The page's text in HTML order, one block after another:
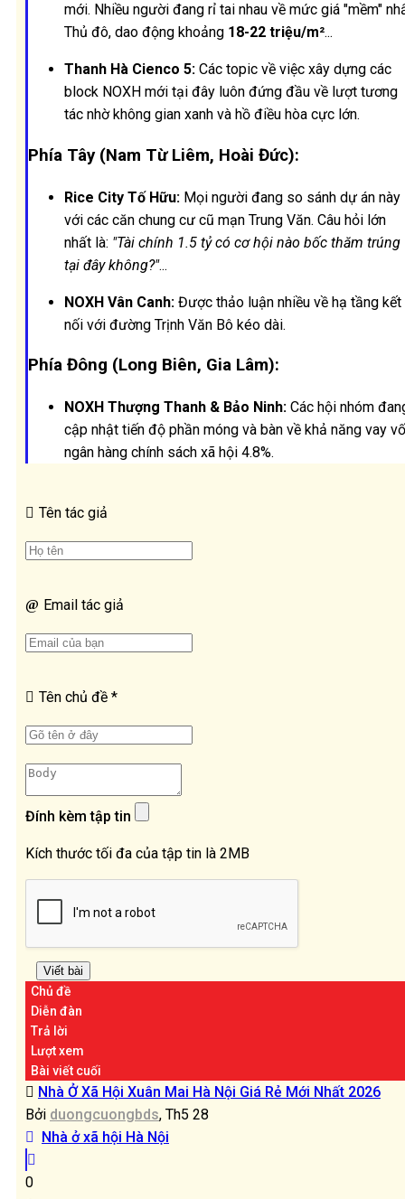
mới. Nhiều người đang rỉ tai nhau về mức giá "mềm"
Thủ đô, dao động khoảng 18-22 triệu/m²...
Thanh Hà Cienco 5: Các topic về việc xây dựng các
block NOXH mới tại đây luôn đứng đầu về lượt tương
tác nhờ không gian xanh và hồ điều hòa cực lớn.
Phía Tây (Nam Từ Liêm, Hoài Đức):
Rice City Tố Hữu: Mọi người đang so sánh dự án này
với các căn chung cư cũ mạn Trung Văn. Câu hỏi lớn
nhất là: "Tài chính 1.5 tỷ có cơ hội nào bốc thăm trúng
tại đây không?"...
NOXH Vân Canh: Được thảo luận nhiều về hạ tầng kết
nối với đường Trịnh Văn Bô kéo dài.
Phía Đông (Long Biên, Gia Lâm):
NOXH Thượng Thanh & Bảo Ninh: Các hội nhóm
cập nhật tiến độ phần móng và bàn về khả năng vay
ngân hàng chính sách xã hội 4.8%.
Tên tác giả
Email tác giả
Tên chủ đề *
Đính kèm tập tin
Kích thước tối đa của tập tin là 2MB
Chủ đề
Diễn đàn
Trả lời
Lượt xem
Bài viết cuối
Nhà Ở Xã Hội Xuân Mai Hà Nội Giá Rẻ Mới Nhất 2026
Bởi duongcuongbds, Th5 28
Nhà ở xã hội Hà Nội
0